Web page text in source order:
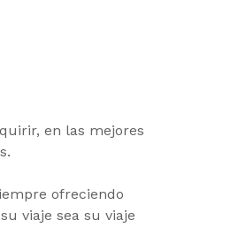
en las mejores
ofreciendo
viaje sea su viaje